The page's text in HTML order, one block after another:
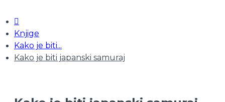
Knjige
Kako je biti...
Kako je biti japanski samuraj